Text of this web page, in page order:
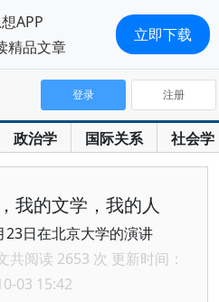
政治学 国际关系 社会学
登录 注册
我的文学，我的人
日在北京大学的演讲
共阅读 2653 次 更新时间：
03 15:42
APP
精品文章
立即下载